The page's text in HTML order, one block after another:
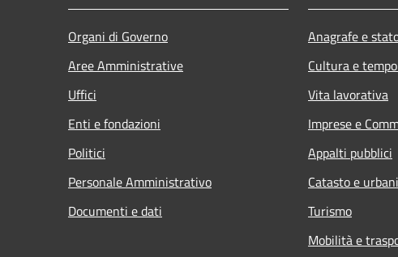
Organi di Governo
Aree Amministrative
Uffici
Enti e fondazioni
Politici
Personale Amministrativo
Documenti e dati
Anagrafe e
Cultura e
Vita lavorativa
Imprese e
Appalti pubblici
Catasto e
Turismo
Mobilità e